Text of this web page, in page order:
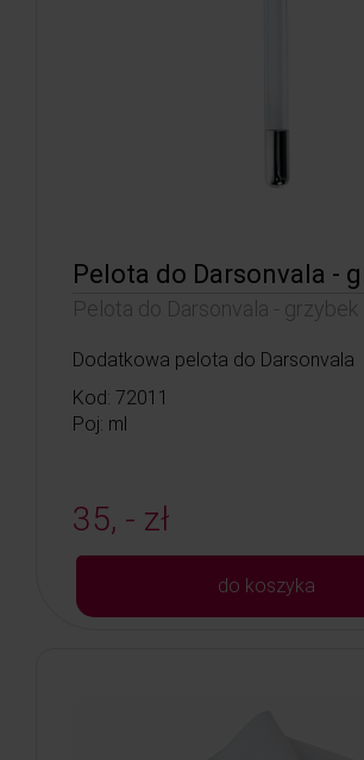
Pelota do Darsonvala -
Pelota do Darsonvala - grzybek
Dodatkowa pelota do Darsonvala
Kod: 72011
Poj: ml
35, - zł
do koszyka